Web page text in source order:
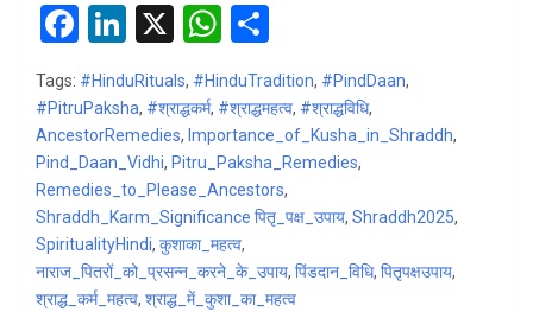
F
a
ce
b
o
o
k
Li
n
ke
dI
n
X
W
h
at
s
A
p
p
h
ar
e
Tags: #HinduRituals, #HinduTradition, #PindDaan,
#PitruPaksha, #श्राद्धकर्म, #श्राद्धमहत्व, #श्राद्धविधि,
AncestorRemedies, Importance_of_Kusha_in_Shraddh,
Pind_Daan_Vidhi, Pitru_Paksha_Remedies,
Remedies_to_Please_Ancestors,
Shraddh_Karm_Significance पितृ_पक्ष_उपाय, Shraddh2025,
SpiritualityHindi, कुशाका_महत्व,
नाराज_पितरों_को_प्रसन्न_करने_के_उपाय, पिंडदान_विधि, पितृपक्षउपाय,
श्राद्ध_कर्म_महत्व, श्राद्ध_में_कुशा_का_महत्व